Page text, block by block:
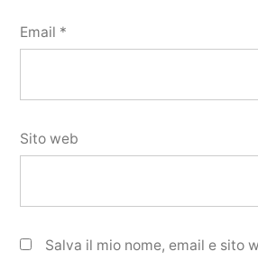
Email *
Sito web
Salva il mio nome, email e sito